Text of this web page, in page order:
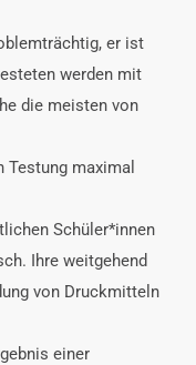
er ist
werden mit
die meisten von
Testung maximal
Schüler*innen
Ihre weitgehend
von Druckmitteln
einer